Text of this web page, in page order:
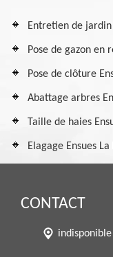
Entretien de jardin
Pose de gazon en
Pose de clôture
Abattage arbres
Taille de haies
Elagage Ensues
CONTACT
indisponible